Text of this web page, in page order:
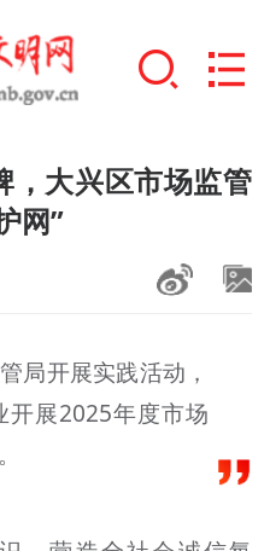
+
，大兴区市场监管
网”
局开展实践活动，
开展2025年度市场